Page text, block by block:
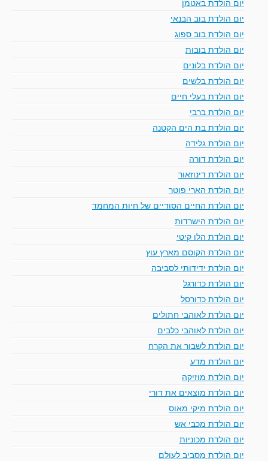
יום הולדת בוב הבנאי
יום הולדת בוב ספוג
יום הולדת בובות
יום הולדת בלונים
יום הולדת בלשים
יום הולדת בעלי חיים
יום הולדת ברבי
יום הולדת בת הים הקטנה
יום הולדת גלידה
יום הולדת דורה
יום הולדת דינוזאור
יום הולדת הארי פוטר
יום הולדת החיים הסודיים של חיות המחמד
יום הולדת הישרדות
יום הולדת הלו קיטי
יום הולדת הקוסם מארץ עוץ
יום הולדת ידידותי לסביבה
יום הולדת כדורגל
יום הולדת כדורסל
יום הולדת לאוהבי חתולים
יום הולדת לאוהבי כלבים
יום הולדת לשבור את הקרח
יום הולדת מדע
יום הולדת מוזיקה
יום הולדת מוצאים את דורי
יום הולדת מיקי מאוס
יום הולדת מכבי אש
יום הולדת מכוניות
יום הולדת מסביב לעולם